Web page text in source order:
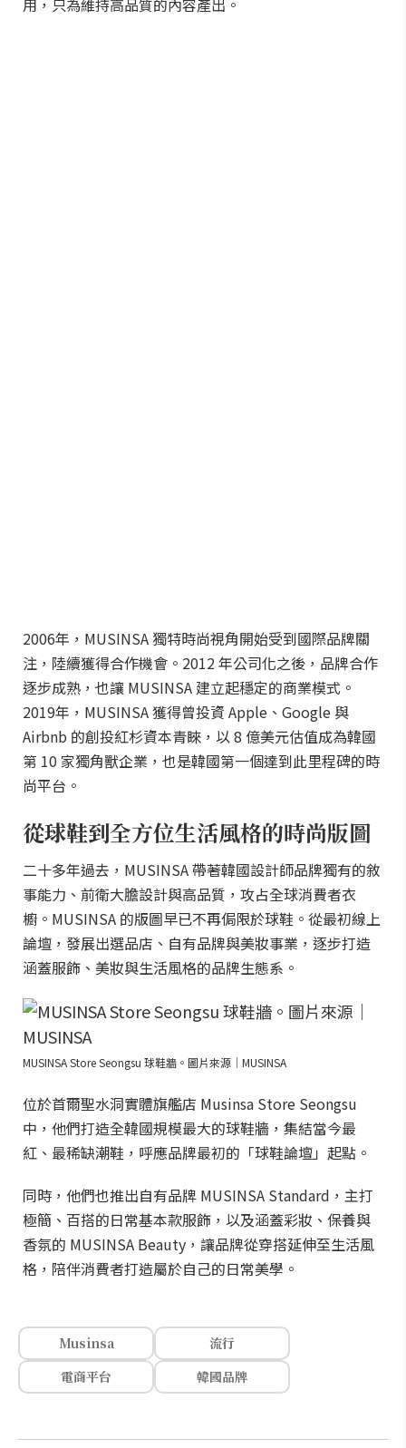
用，只為維持高品質的內容產出。
2006年，MUSINSA 獨特時尚視角開始受到國際品牌關
注，陸續獲得合作機會。2012 年公司化之後，品牌合作
逐步成熟，也讓 MUSINSA 建立起穩定的商業模式。
2019年，MUSINSA 獲得曾投資 Apple、Google 與
Airbnb 的創投紅杉資本青睞，以 8 億美元估值成為韓國
第 10 家獨角獸企業，也是韓國第一個達到此里程碑的時
尚平台。
從球鞋到全方位生活風格的時尚版圖
二十多年過去，MUSINSA 帶著韓國設計師品牌獨有的敘
事能力、前衛大膽設計與高品質，攻占全球消費者衣
櫥。MUSINSA 的版圖早已不再侷限於球鞋。從最初線上
論壇，發展出選品店、自有品牌與美妝事業，逐步打造
涵蓋服飾、美妝與生活風格的品牌生態系。
MUSINSA Store Seongsu 球鞋牆。圖片來源｜MUSINSA
位於首爾聖水洞實體旗艦店 Musinsa Store Seongsu
中，他們打造全韓國規模最大的球鞋牆，集結當今最
紅、最稀缺潮鞋，呼應品牌最初的「球鞋論壇」起點。
同時，他們也推出自有品牌 MUSINSA Standard，主打
極簡、百搭的日常基本款服飾，以及涵蓋彩妝、保養與
香氛的 MUSINSA Beauty，讓品牌從穿搭延伸至生活風
格，陪伴消費者打造屬於自己的日常美學。
Musinsa
流行
電商平台
韓國品牌